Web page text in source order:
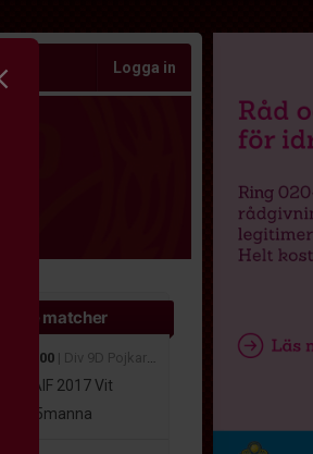
Logga in
matcher
10:00 | Div 9D Pojkar Höst Medelpad 2026
AIF 2017 Vit
5manna